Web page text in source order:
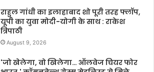
राहुल गांधी का इलाहाबाद शो पूरी तरह फ्लॉप,
यूपी का युवा मोदी-योगी के साथ : राकेश
त्रिपाठी
August 9, 2026
'जो खेलेगा, वो खिलेगा… ऑलवेज चियर फोर